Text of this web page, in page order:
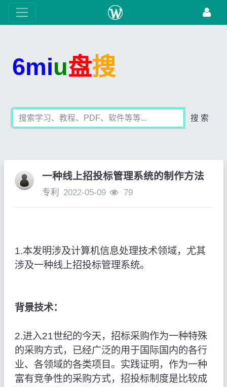
6miu盘搜
搜 索
一种线上招投标管理系统的制作方法
专利 2022-05-09 79
1.本发明涉及计算机信息处理技术领域，尤其
涉及一种线上招投标管理系统。
背景技术：
2.进入21世纪的今天，招标采购作为一种特殊
的采购方式，已经广泛的用于国际国内的各行
业、各领域的各类项目。实践证明，作为一种
富有竞争性的采购方式，招投标制度是比较成